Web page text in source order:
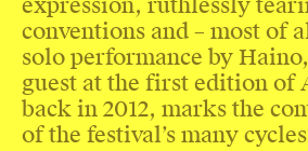
conventions and – most of
solo performance by
guest at the first edition of
back in 2012, marks the
of the festival’s many